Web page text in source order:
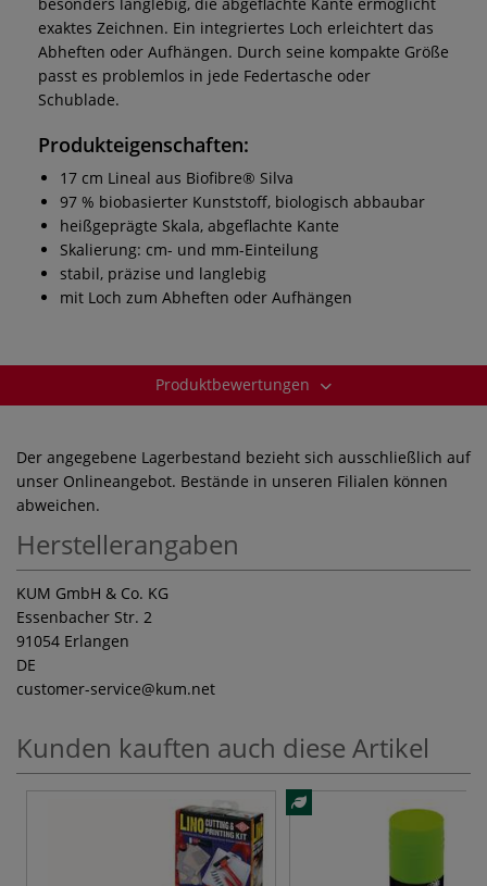
exaktes Zeichnen. Ein integriertes Loch erleichtert das
Abheften oder Aufhängen. Durch seine kompakte Größe
passt es problemlos in jede Federtasche oder
Schublade.
Produkteigenschaften:
17 cm Lineal aus Biofibre® Silva
97 % biobasierter Kunststoff, biologisch abbaubar
heißgeprägte Skala, abgeflachte Kante
Skalierung: cm- und mm-Einteilung
stabil, präzise und langlebig
mit Loch zum Abheften oder Aufhängen
Produktbewertungen
Der angegebene Lagerbestand bezieht sich ausschließlich auf
unser Onlineangebot. Bestände in unseren Filialen können
abweichen.
Herstellerangaben
KUM GmbH & Co. KG
Essenbacher Str. 2
91054 Erlangen
DE
customer-service@kum.net
Kunden kauften auch diese Artikel